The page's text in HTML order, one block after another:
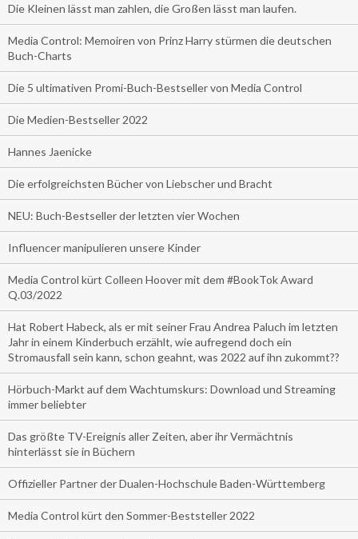
Die Kleinen lässt man zahlen, die Großen lässt man laufen.
Media Control: Memoiren von Prinz Harry stürmen die deutschen
Buch-Charts
Die 5 ultimativen Promi-Buch-Bestseller von Media Control
Die Medien-Bestseller 2022
Hannes Jaenicke
Die erfolgreichsten Bücher von Liebscher und Bracht
NEU: Buch-Bestseller der letzten vier Wochen
Influencer manipulieren unsere Kinder
Media Control kürt Colleen Hoover mit dem #BookTok Award
Q.03/2022
Hat Robert Habeck, als er mit seiner Frau Andrea Paluch im letzten
Jahr in einem Kinderbuch erzählt, wie aufregend doch ein
Stromausfall sein kann, schon geahnt, was 2022 auf ihn zukommt??
Hörbuch-Markt auf dem Wachtumskurs: Download und Streaming
immer beliebter
Das größte TV-Ereignis aller Zeiten, aber ihr Vermächtnis
hinterlässt sie in Büchern
Offizieller Partner der Dualen-Hochschule Baden-Württemberg
Media Control kürt den Sommer-Beststeller 2022